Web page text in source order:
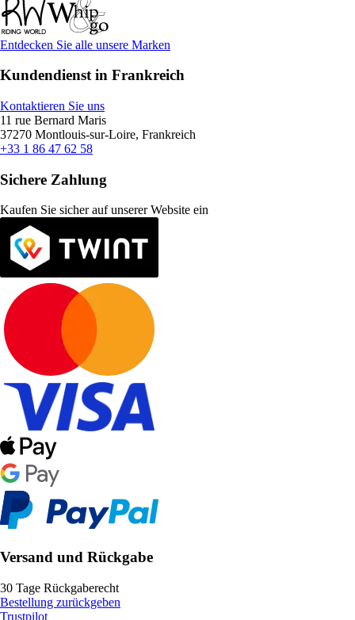
Entdecken Sie alle unsere Marken
Kundendienst in Frankreich
Kontaktieren Sie uns
11 rue Bernard Maris
37270 Montlouis-sur-Loire, Frankreich
+33 1 86 47 62 58
Sichere Zahlung
Kaufen Sie sicher auf unserer Website ein
Versand und Rückgabe
30 Tage Rückgaberecht
Bestellung zurückgeben
Trustpilot